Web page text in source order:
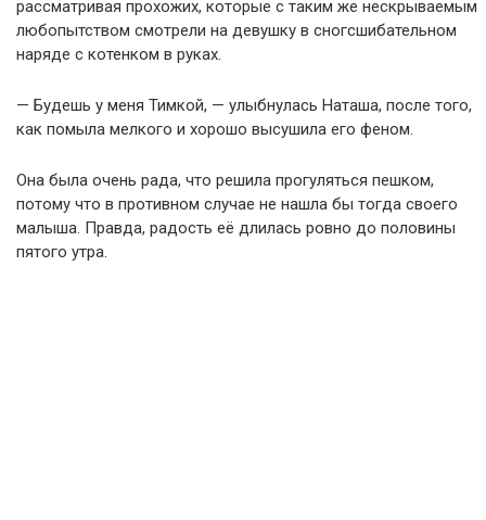
рассматривая прохожих, которые с таким же нескрываемым
любопытством смотрели на девушку в сногсшибательном
наряде с котенком в руках.
— Будешь у меня Тимкой, — улыбнулась Наташа, после того,
как помыла мелкого и хорошо высушила его феном.
Она была очень рада, что решила прогуляться пешком,
потому что в противном случае не нашла бы тогда своего
малыша. Правда, радость её длилась ровно до половины
пятого утра.